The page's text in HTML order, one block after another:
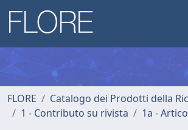
FLORE
Catalogo dei Prodotti della
1 - Contributo su rivista
1a -